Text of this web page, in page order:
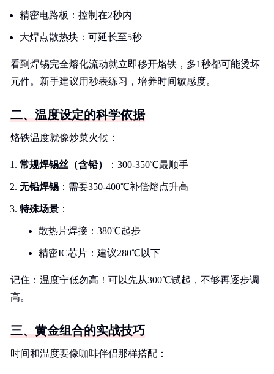
精密电路板：控制在2秒内
大焊点散热块：可延长至5秒
看到焊锡完全熔化流动就立即移开烙铁，多1秒都可能烫坏
元件。新手建议用秒表练习，培养时间敏感度。
二、温度设定的科学依据
烙铁温度就像炒菜火候：
常规焊锡丝（含铅） ：300-350℃最顺手
无铅焊锡 ：需要350-400℃补偿熔点升高
特殊场景 ：
散热片焊接：380℃起步
精密IC芯片：建议280℃以下
记住：温度宁低勿高！可以先从300℃试起，不够再逐步调
高。
三、黄金组合的实战技巧
时间和温度要像咖啡伴侣那样搭配：